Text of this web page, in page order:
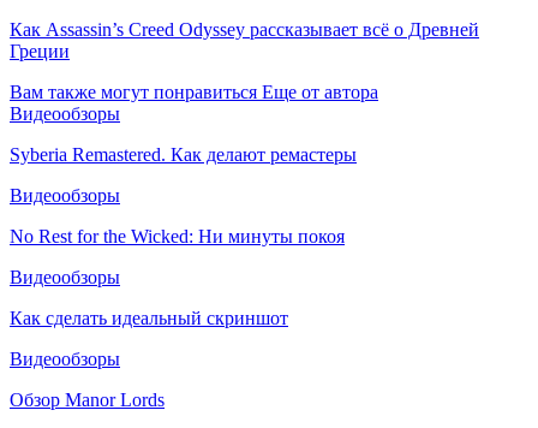
Как Assassin’s Creed Odyssey рассказывает всё о Древней
Греции
Вам также могут понравиться Еще от автора
Видеообзоры
Syberia Remastered. Как делают ремастеры
Видеообзоры
No Rest for the Wicked: Ни минуты покоя
Видеообзоры
Как сделать идеальный скриншот
Видеообзоры
Обзор Manor Lords